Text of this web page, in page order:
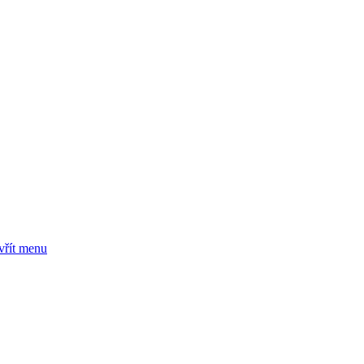
menu